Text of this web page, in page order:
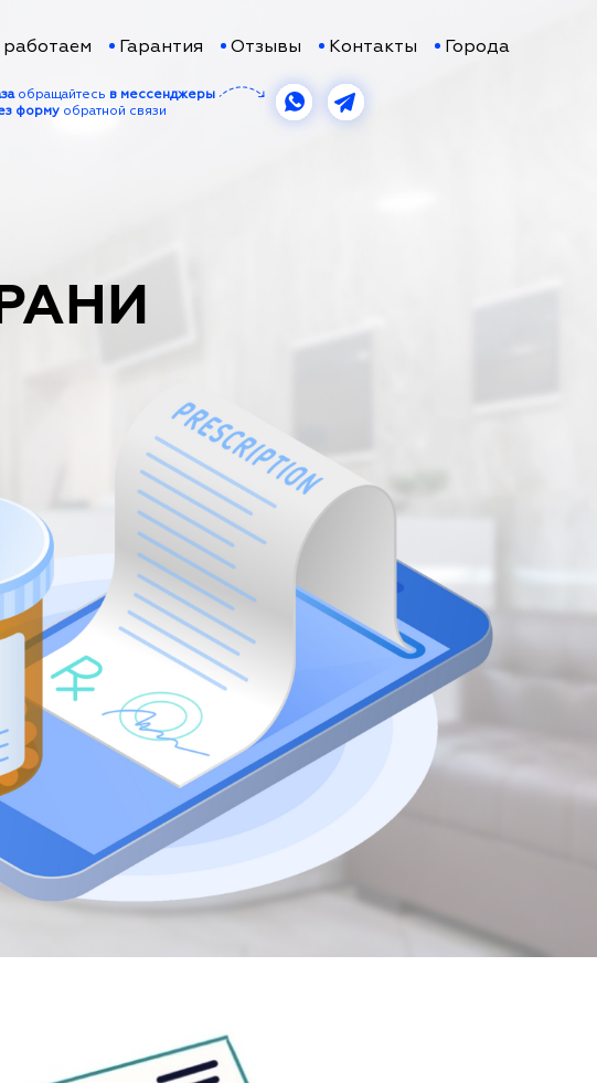
Гарантия Отзывы Контакты Города
обращайтесь в мессенджеры
форму обратной связи